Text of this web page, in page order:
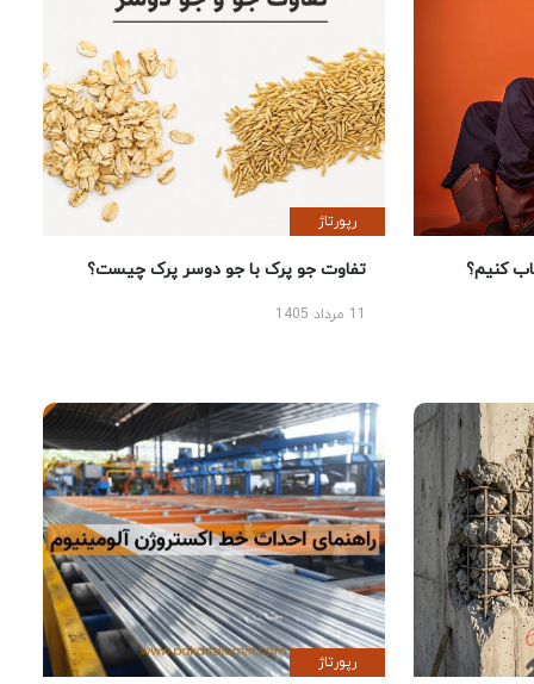
کنیم؟
رپورتاژ
تفاوت جو پرک با جو دوسر پرک چیست؟
رپورتاژ